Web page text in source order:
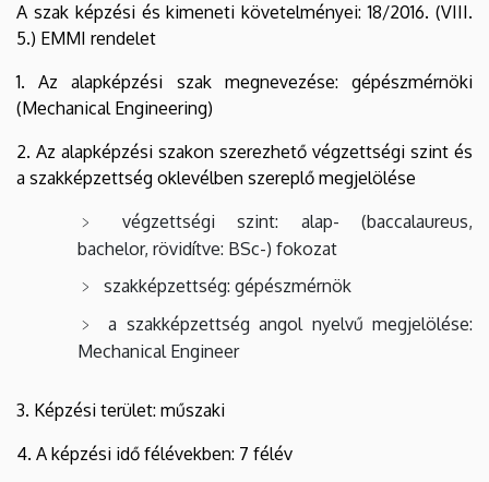
A szak képzési és kimeneti követelményei: 18/2016. (VIII.
5.) EMMI rendelet
1. Az alapképzési szak megnevezése: gépészmérnöki
(Mechanical Engineering)
2. Az alapképzési szakon szerezhető végzettségi szint és
a szakképzettség oklevélben szereplő megjelölése
végzettségi szint: alap- (baccalaureus,
bachelor, rövidítve: BSc-) fokozat
szakképzettség: gépészmérnök
a szakképzettség angol nyelvű megjelölése:
Mechanical Engineer
3. Képzési terület: műszaki
4. A képzési idő félévekben: 7 félév